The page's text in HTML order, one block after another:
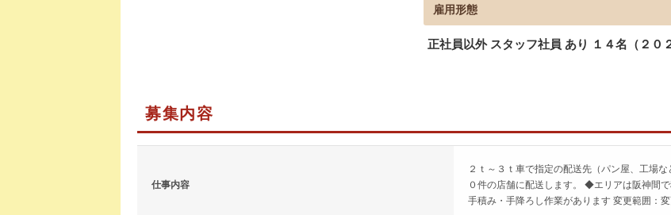
雇用形態
正社員以外 スタッフ社員 あり １４名（２０
募集内容
仕事内容
２ｔ～３ｔ車で指定の配送先（パン屋、工場
０件の店舗に配送します。 ◆エリアは阪神間
手積み・手降ろし作業があります 変更範囲：